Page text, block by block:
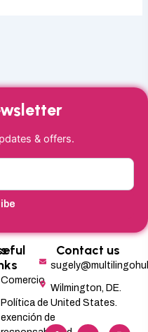
& offers.
Comercio
Política de
exención de
Contact us
Wilmington, DE.
United States.
F
X
I
L
M
P